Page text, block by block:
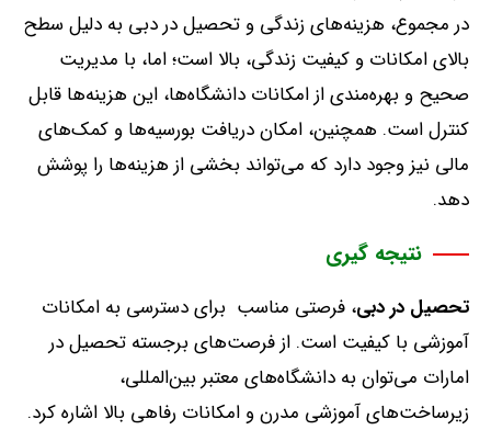
در مجموع، هزینه‌های زندگی و تحصیل در دبی به دلیل سطح
بالای امکانات و کیفیت زندگی، بالا است؛ اما، با مدیریت
صحیح و بهره‌مندی از امکانات دانشگاه‌ها، این هزینه‌ها قابل
کنترل است. همچنین، امکان دریافت بورسیه‌ها و کمک‌های
مالی نیز وجود دارد که می‌تواند بخشی از هزینه‌ها را پوشش
دهد.
نتیجه گیری
تحصیل دردبی، فرصتی مناسب برای دسترسی به امکانات
آموزشی با کیفیت است. از فرصت‌های برجسته تحصیل در
امارات می‌توان به دانشگاه‌های معتبر بین‌المللی،
زیرساخت‌های آموزشی مدرن و امکانات رفاهی بالا اشاره کرد.